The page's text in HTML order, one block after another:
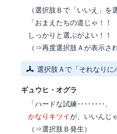
（選択肢Ｂで「いいえ」を
「おまえたちの道じゃ！！
しっかりと選ぶがよい！！
（⇒再度選択肢Ａが表示さ
選択肢Ａで「それなりに
ギュウヒ・オグラ
「ハードな試練････････、
かなりキツイが、いいんじ
（⇒選択肢Ｂ発生）